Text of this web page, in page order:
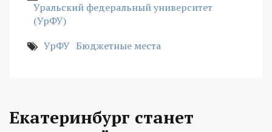
Уральский федеральный университет
(УрФУ)
УрФУ Бюджетные места
Екатеринбург станет